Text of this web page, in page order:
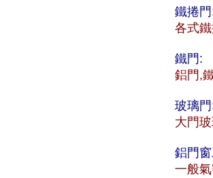
鐵捲
各式
鐵門:
鋁門,
玻璃
大門
鋁門
一般